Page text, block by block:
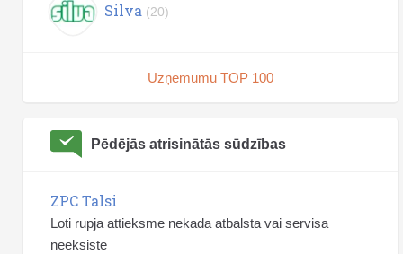
Silva (20)
Uzņēmumu TOP 100
Pēdējās atrisinātās sūdzības
ZPC Talsi
Loti rupja attieksme nekada atbalsta vai servisa
neeksiste